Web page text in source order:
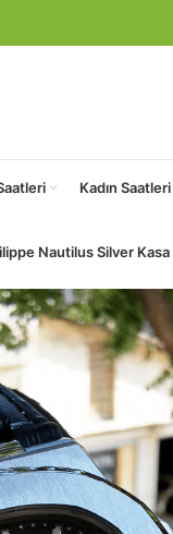
Kadın Saatleri
Nautilus Silver